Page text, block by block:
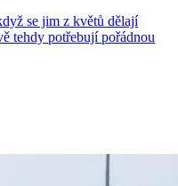
se jim z květů dělají
tehdy potřebují pořádnou